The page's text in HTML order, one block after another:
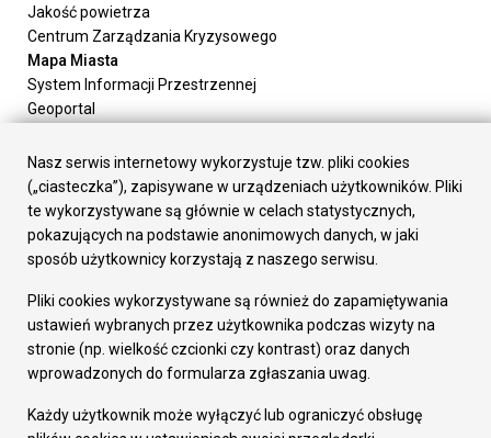
Jakość powietrza
Centrum Zarządzania Kryzysowego
Mapa Miasta
System Informacji Przestrzennej
Geoportal
Załatw sprawę
Prezydent Miasta
Rada Miasta
Wydziały
Elektroniczna Skrzynka Podawcza
Gospodarka
Fundusze europejskie
Środki krajowe
Oferty inwestycyjne
Pozostałe
Nasz serwis internetowy wykorzystuje tzw. pliki cookies
(„ciasteczka”), zapisywane w urządzeniach użytkowników. Pliki
te wykorzystywane są głównie w celach statystycznych,
pokazujących na podstawie anonimowych danych, w jaki
sposób użytkownicy korzystają z naszego serwisu.
Pliki cookies wykorzystywane są również do zapamiętywania
ustawień wybranych przez użytkownika podczas wizyty na
stronie (np. wielkość czcionki czy kontrast) oraz danych
wprowadzonych do formularza zgłaszania uwag.
Każdy użytkownik może wyłączyć lub ograniczyć obsługę